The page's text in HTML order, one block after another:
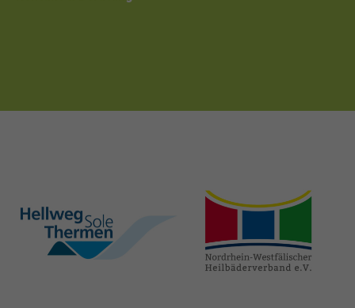
hellweg-sole-
thermen.de
heilbaeder.de